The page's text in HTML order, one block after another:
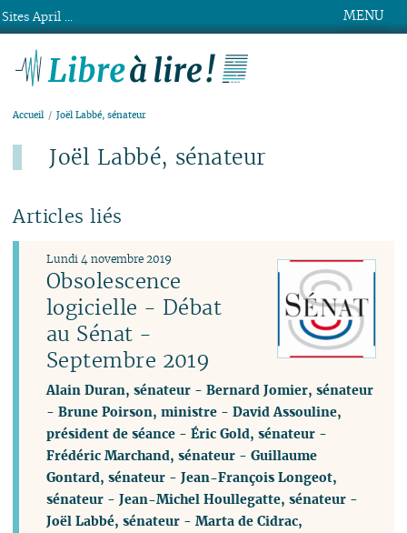
MENU
Accueil Joël Labbé, sénateur
Joël Labbé, sénateur
Articles liés
Obsolescence
logicielle - Débat
au Sénat -
Septembre 2019
Lundi 4 novembre 2019
Alain Duran, sénateur -Bernard Jomier, sénateur
-Brune Poirson, ministre -David Assouline,
président de séance -Éric Gold, sénateur -
Frédéric Marchand, sénateur -Guillaume
Gontard, sénateur -Jean-François Longeot,
sénateur -Jean-Michel Houllegatte, sénateur -
Joël Labbé, sénateur -Marta de Cidrac,
Sites April ...